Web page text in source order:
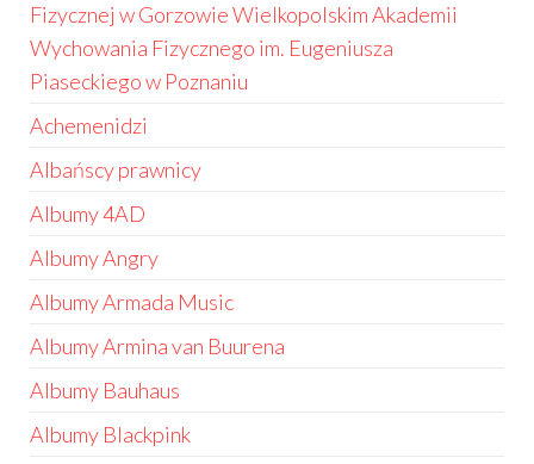
Fizycznej w Gorzowie Wielkopolskim Akademii
Wychowania Fizycznego im. Eugeniusza
Piaseckiego w Poznaniu
Achemenidzi
Albańscy prawnicy
Albumy 4AD
Albumy Angry
Albumy Armada Music
Albumy Armina van Buurena
Albumy Bauhaus
Albumy Blackpink